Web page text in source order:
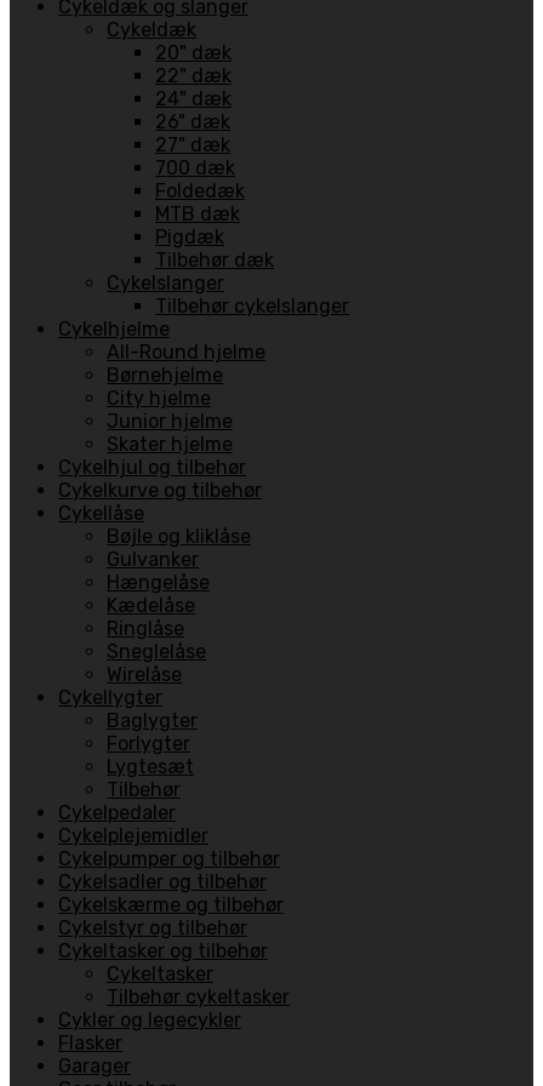
Cykeldæk og slanger
Cykeldæk
20" dæk
22" dæk
24" dæk
26" dæk
27" dæk
700 dæk
Foldedæk
MTB dæk
Pigdæk
Tilbehør dæk
Cykelslanger
Tilbehør cykelslanger
Cykelhjelme
All-Round hjelme
Børnehjelme
City hjelme
Junior hjelme
Skater hjelme
Cykelhjul og tilbehør
Cykelkurve og tilbehør
Cykellåse
Bøjle og kliklåse
Gulvanker
Hængelåse
Kædelåse
Ringlåse
Sneglelåse
Wirelåse
Cykellygter
Baglygter
Forlygter
Lygtesæt
Tilbehør
Cykelpedaler
Cykelplejemidler
Cykelpumper og tilbehør
Cykelsadler og tilbehør
Cykelskærme og tilbehør
Cykelstyr og tilbehør
Cykeltasker og tilbehør
Cykeltasker
Tilbehør cykeltasker
Cykler og legecykler
Flasker
Garager